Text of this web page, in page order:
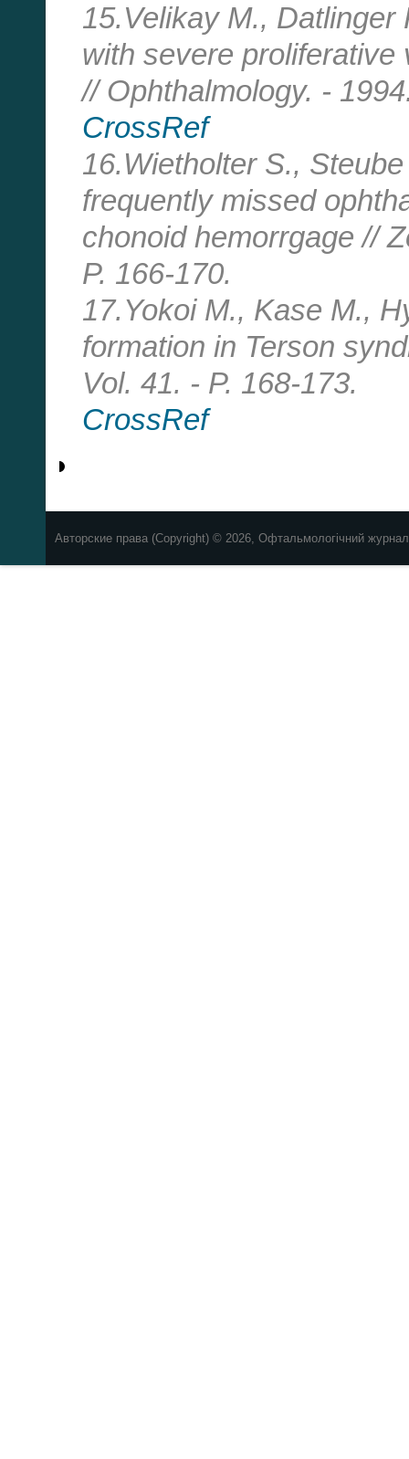
15.Velikay M., Datlinger
with severe proliferative
// Ophthalmology. -
CrossRef
16.Wietholter S.,
frequently missed
chonoid hemorrgage //
P. 166-170.
17.Yokoi M., Kase M.,
formation in Terson
Vol. 41. - P. 168-173.
CrossRef
Авторские права (Copyright) © 2026, Офтальмологічний